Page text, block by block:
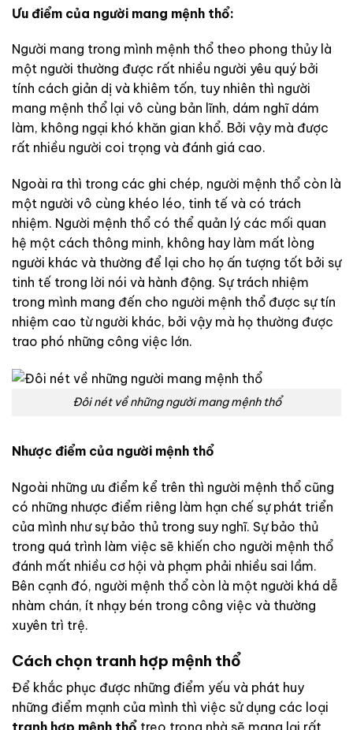
Ưu điểm của người mang mệnh thổ:
Người mang trong mình mệnh thổ theo phong thủy là
một người thường được rất nhiều người yêu quý bởi
tính cách giản dị và khiêm tốn, tuy nhiên thì người
mang mệnh thổ lại vô cùng bản lĩnh, dám nghĩ dám
làm, không ngại khó khăn gian khổ. Bởi vậy mà được
rất nhiều người coi trọng và đánh giá cao.
Ngoài ra thì trong các ghi chép, người mệnh thổ còn là
một người vô cùng khéo léo, tinh tế và có trách
nhiệm. Người mệnh thổ có thể quản lý các mối quan
hệ một cách thông minh, không hay làm mất lòng
người khác và thường để lại cho họ ấn tượng tốt bởi sự
tinh tế trong lời nói và hành động. Sự trách nhiệm
trong mình mang đến cho người mệnh thổ được sự tín
nhiệm cao từ người khác, bởi vậy mà họ thường được
trao phó những công việc lớn.
Đôi nét về những người mang mệnh thổ
Nhược điểm của người mệnh thổ
Ngoài những ưu điểm kể trên thì người mệnh thổ cũng
có những nhược điểm riêng làm hạn chế sự phát triển
của mình như sự bảo thủ trong suy nghĩ. Sự bảo thủ
trong quá trình làm việc sẽ khiến cho người mệnh thổ
đánh mất nhiều cơ hội và phạm phải nhiều sai lầm.
Bên cạnh đó, người mệnh thổ còn là một người khá dễ
nhàm chán, ít nhạy bén trong công việc và thường
xuyên trì trệ.
Cách chọn tranh hợp mệnh thổ
Để khắc phục được những điểm yếu và phát huy
những điểm mạnh của mình thì việc sử dụng các loại